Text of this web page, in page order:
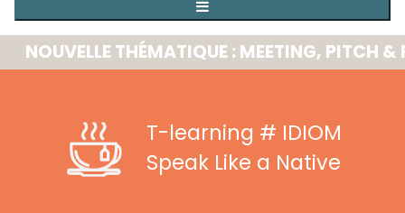
THÉMATIQUE : MEETING, PITCH &
T-learning # IDIOM
Speak Like a Native